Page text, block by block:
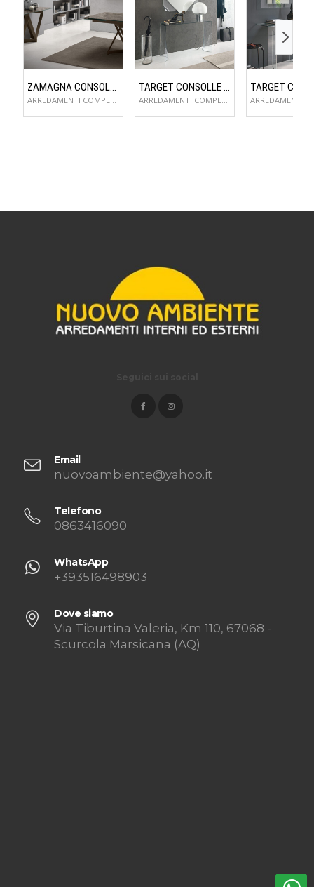
ZAMAGNA CONSOLLE FLAME
ARREDAMENTI COMPLEMENTI D'ARREDO
TARGET CONSOLLE LYNX
ARREDAMENTI COMPLEMENTI D'ARREDO
Email
nuovoambiente@yahoo.it
Telefono
0863416090
WhatsApp
+393516498903
Dove siamo
Via Tiburtina Valeria, Km 110, 67068 -
Scurcola Marsicana (AQ)